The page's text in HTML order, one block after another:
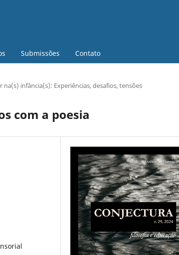
Submissões Contato
na(s) infância(s): Experiências, desafios, tensões
com a poesia